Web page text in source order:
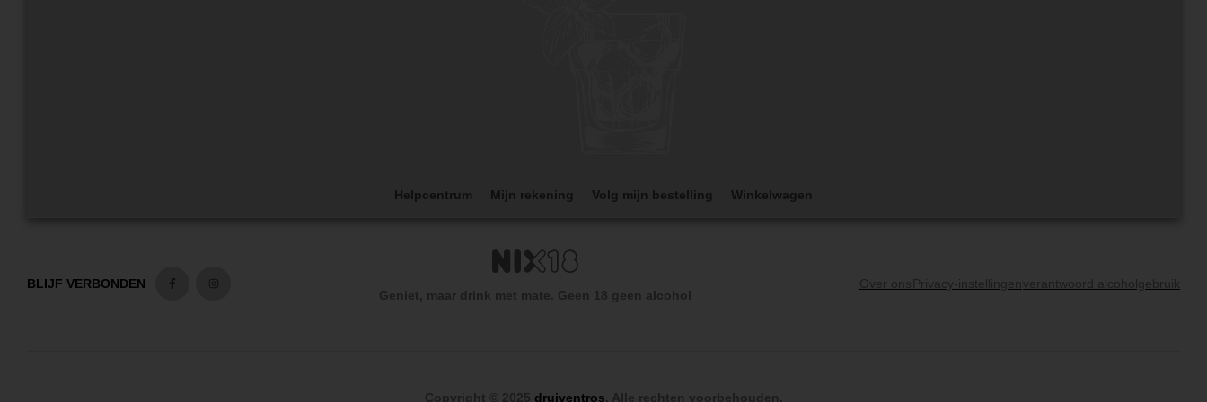
Helpcentrum Mijn rekening Volg mijn bestelling Winkelwagen
BLIJF VERBONDEN
Geniet, maar drink met mate. Geen 18 geen alcohol
Over ons Privacy-instellingen verantwoord alcoholgebruik
Copyright © 2025 druiventros. Alle rechten voorbehouden.